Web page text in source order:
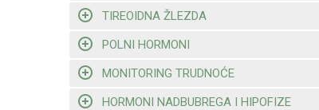
TIREOIDNA ŽLEZDA
POLNI HORMONI
MONITORING TRUDNOĆE
HORMONI NADBUBREGA I HIPOFIZE